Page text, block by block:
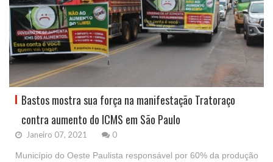
Bastos mostra sua força na manifestação Tratoraço
contra aumento do ICMS em São Paulo
Janeiro 07, 2021 0
Município do Oeste Paulista responsável por 60% da produção